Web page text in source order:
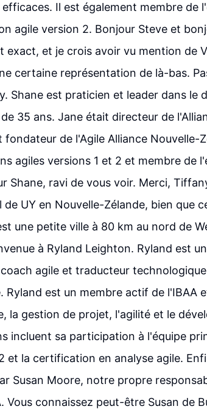
Il est également membre de
agile version 2. Bonjour Steve et
exact, et je crois avoir vu mention de
certaine représentation de là-bas.
Shane est praticien et leader dans le
35 ans. Jane était directeur de
fondateur de l'Agile Alliance Nouvelle-
agiles versions 1 et 2 et membre de
Shane, ravi de vous voir. Merci,
de UY en Nouvelle-Zélande, bien que
une petite ville à 80 km au nord de
à Ryland Leighton. Ryland est
agile et traducteur
Ryland est un membre actif de l'IBAA
la gestion de projet, l'agilité et le
incluent sa participation à l'équipe
et la certification en analyse agile.
Susan Moore, notre propre
Vous connaissez peut-être Susan de